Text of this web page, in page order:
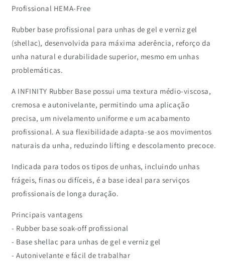
Profissional HEMA-Free
Rubber base profissional para unhas de gel e verniz gel
(shellac), desenvolvida para máxima aderência, reforço da
unha natural e durabilidade superior, mesmo em unhas
problemáticas.
A INFINITY Rubber Base possui uma textura médio-viscosa,
cremosa e autonivelante, permitindo uma aplicação
precisa, um nivelamento uniforme e um acabamento
profissional. A sua flexibilidade adapta-se aos movimentos
naturais da unha, reduzindo lifting e descolamento precoce.
Indicada para todos os tipos de unhas, incluindo unhas
frágeis, finas ou difíceis, é a base ideal para serviços
profissionais de longa duração.
Principais vantagens
- Rubber base soak-off profissional
- Base shellac para unhas de gel e verniz gel
- Autonivelante e fácil de trabalhar